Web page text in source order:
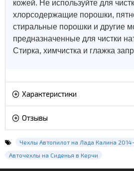
кожей. Не используйте для
хлорсодержащие порошки,
стиральные порошки и другие
предназначенные для чистки
Стирка, химчистка и глажка
Характеристики
Отзывы
Чехлы Автопилот на Лада Калина 2014-
Авточехлы на Сиденья в Керчи